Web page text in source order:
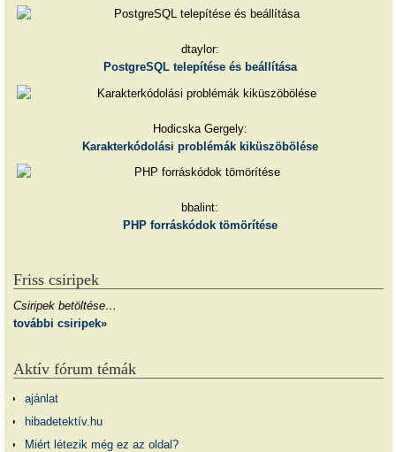
dtaylor:
PostgreSQL telepítése és beállítása
Hodicska Gergely:
Karakterkódolási problémák kiküszöbölése
bbalint:
PHP forráskódok tömörítése
Friss csiripek
Csiripek betöltése…
további csiripek»
Aktív fórum témák
ajánlat
hibadetektív.hu
Miért létezik még ez az oldal?